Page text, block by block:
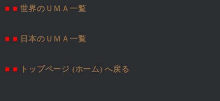
■ ■ 世界のＵＭＡ一覧
■ ■ 日本のＵＭＡ一覧
■ ■ トップページ (ホーム) へ戻る